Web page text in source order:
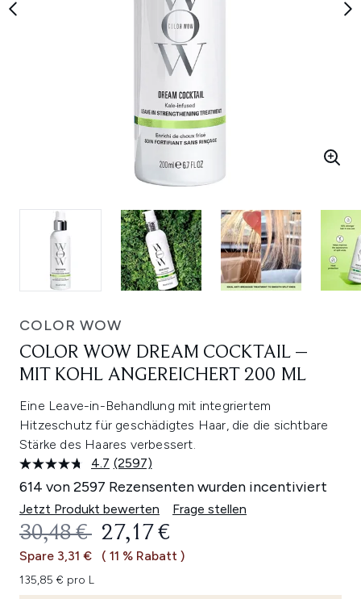
COLOR WOW
COLOR WOW DREAM COCKTAIL –
MIT KOHL ANGEREICHERT 200 ML
Eine Leave-in-Behandlung mit integriertem
Hitzeschutz für geschädigtes Haar, die die sichtbare
Stärke des Haares verbessert.
4.7 2597
Bewertungen
lesen.
Link
auf
derselben
Seite.
(2597)
614 von 2597 Rezensenten wurden incentiviert
Jetzt Produkt bewerten Frage stellen
UNVERBINDLICHE
30,48 € AKTUELLER PREIS:
27,17 €
Spare 3,31 € ( 11 % Rabatt )
135,85 € pro L